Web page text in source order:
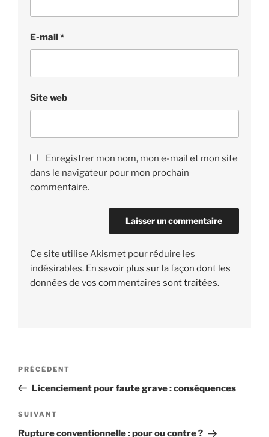
E-mail*
Site web
Enregistrer mon nom, mon e-mail et mon site
dans le navigateur pour mon prochain
commentaire.
Ce site utilise Akismet pour réduire les
indésirables. En savoir plus sur la façon dont les
données de vos commentaires sont traitées.
Navigation
l’article
Article
précédent
PRÉCÉDENT
Licenciement pour faute grave : conséquences
Article
suivant
SUIVANT
Rupture conventionnelle : pour ou contre ?